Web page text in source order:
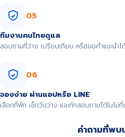
05
ทีมงานคนไทยดูแล
สอบถามที่ว่าง เปรียบเทียบ หรือขอคำแนะนำ
06
จองง่าย ผ่านแอปหรือ LINE
เลือกที่พัก เช็กวันว่าง และทักสอบถามได้ในไ
คำถามที่พ